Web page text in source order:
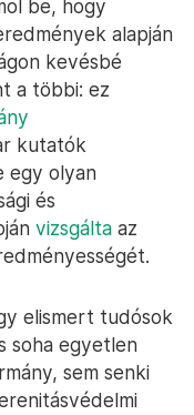
be, hogy
alapján
kevésbé
a többi: ez
kutatók
egy olyan
és
vizsgálta az
elismert tudósok
soha egyetlen
sem senki